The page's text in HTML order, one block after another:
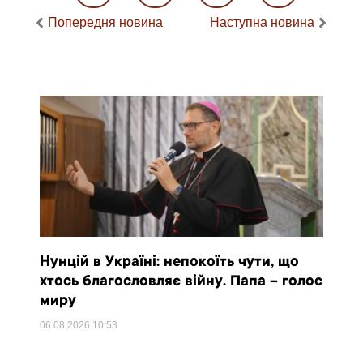
Попередня новина Наступна новина
Нунцій в Україні: непокоїть чути, що
хтось благословляє війну. Папа – голос
миру
06.08.2026 10:53